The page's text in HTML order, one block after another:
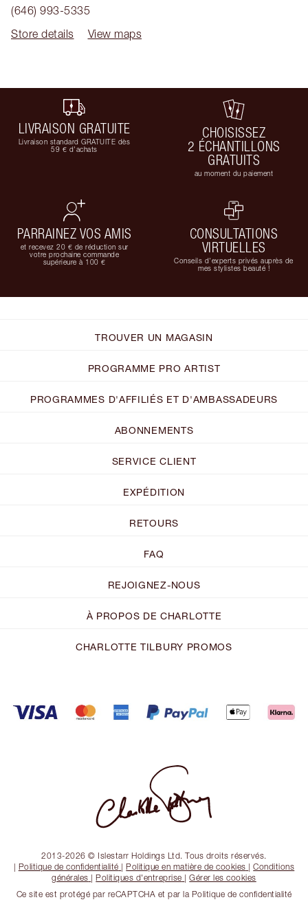
(646) 993-5335
Store details
View maps
LIVRAISON GRATUITE
Livraison standard GRATUITE dès
59 € d'achats
CHOISISSEZ
2 ÉCHANTILLONS
GRATUITS
au moment du paiement
PARRAINEZ VOS AMIS
et recevez 20 € de réduction sur
votre prochaine commande
supérieure à 100 €
CONSULTATIONS
VIRTUELLES
Conseils d'experts privés auprès de
mes stylistes beauté !
TROUVER UN MAGASIN
PROGRAMME PRO ARTIST
PROGRAMMES D'AFFILIÉS ET D'AMBASSADEURS
ABONNEMENTS
SERVICE CLIENT
EXPÉDITION
RETOURS
FAQ
REJOIGNEZ-NOUS
À PROPOS DE CHARLOTTE
CHARLOTTE TILBURY PROMOS
2013-2026 © Islestarr Holdings Ltd. Tous droits réservés.
| Politique de confidentialité |Politique en matière de cookies |Conditions
générales |Politiques d'entreprise |Gérer les cookies
Ce site est protégé par reCAPTCHA et par la Politique de confidentialité